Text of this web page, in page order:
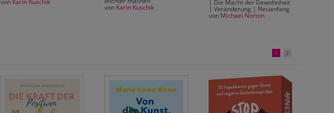
von Karin Kuschik
von Karin Kuschik
| Die Macht der Gewohnheit
| Veränderung | Neuanfang
von Michael Norton
1 2